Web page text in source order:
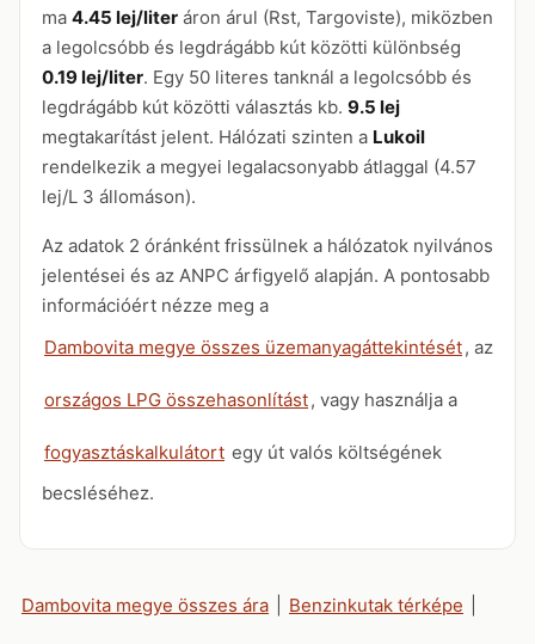
ma 4.45 lej/liter áron árul (Rst, Targoviste), miközben
a legolcsóbb és legdrágább kút közötti különbség
0.19 lej/liter. Egy 50 literes tanknál a legolcsóbb és
legdrágább kút közötti választás kb. 9.5 lej
megtakarítást jelent. Hálózati szinten a Lukoil
rendelkezik a megyei legalacsonyabb átlaggal (4.57
lej/L 3 állomáson).
Az adatok 2 óránként frissülnek a hálózatok nyilvános
jelentései és az ANPC árfigyelő alapján. A pontosabb
információért nézze meg a
Dambovita megye összes üzemanyagáttekintését, az
országos LPG összehasonlítást, vagy használja a
fogyasztáskalkulátort egy út valós költségének
becsléséhez.
Dambovita megye összes ára Benzinkutak térképe